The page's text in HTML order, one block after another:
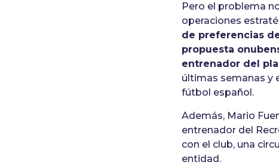
Pero el problema
operaciones
de preferencias
propuesta
entrenador del
últimas semanas y
fútbol español.
Además, Mario
entrenador del
con el club, una
entidad.